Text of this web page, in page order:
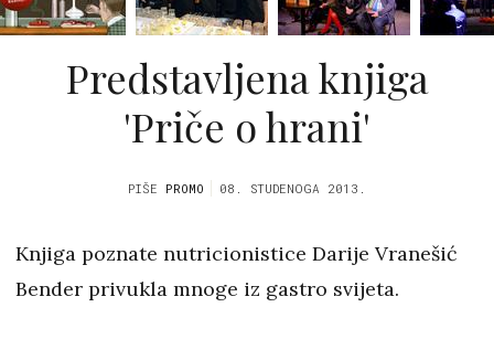
Predstavljena knjiga
'Priče o hrani'
PIŠE PROMO 08. STUDENOGA 2013.
Knjiga poznate nutricionistice Darije Vranešić
Bender privukla mnoge iz gastro svijeta.